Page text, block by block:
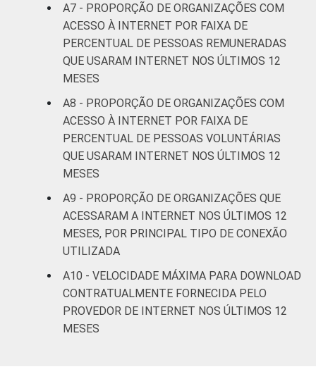
A7 - PROPORÇÃO DE ORGANIZAÇÕES COM
ACESSO À INTERNET POR FAIXA DE
PERCENTUAL DE PESSOAS REMUNERADAS
QUE USARAM INTERNET NOS ÚLTIMOS 12
MESES
A8 - PROPORÇÃO DE ORGANIZAÇÕES COM
ACESSO À INTERNET POR FAIXA DE
PERCENTUAL DE PESSOAS VOLUNTÁRIAS
QUE USARAM INTERNET NOS ÚLTIMOS 12
MESES
A9 - PROPORÇÃO DE ORGANIZAÇÕES QUE
ACESSARAM A INTERNET NOS ÚLTIMOS 12
MESES, POR PRINCIPAL TIPO DE CONEXÃO
UTILIZADA
A10 - VELOCIDADE MÁXIMA PARA DOWNLOAD
CONTRATUALMENTE FORNECIDA PELO
PROVEDOR DE INTERNET NOS ÚLTIMOS 12
MESES